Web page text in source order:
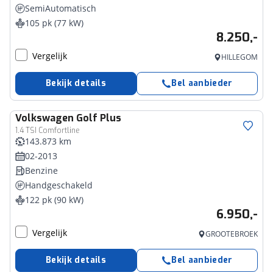
SemiAutomatisch
105 pk (77 kW)
8.250,-
Vergelijk HILLEGOM
Bekijk details Bel aanbieder
Volkswagen Golf Plus
1.4 TSI Comfortline
143.873 km
02-2013
Benzine
Handgeschakeld
122 pk (90 kW)
6.950,-
Vergelijk GROOTEBROEK
Bekijk details Bel aanbieder